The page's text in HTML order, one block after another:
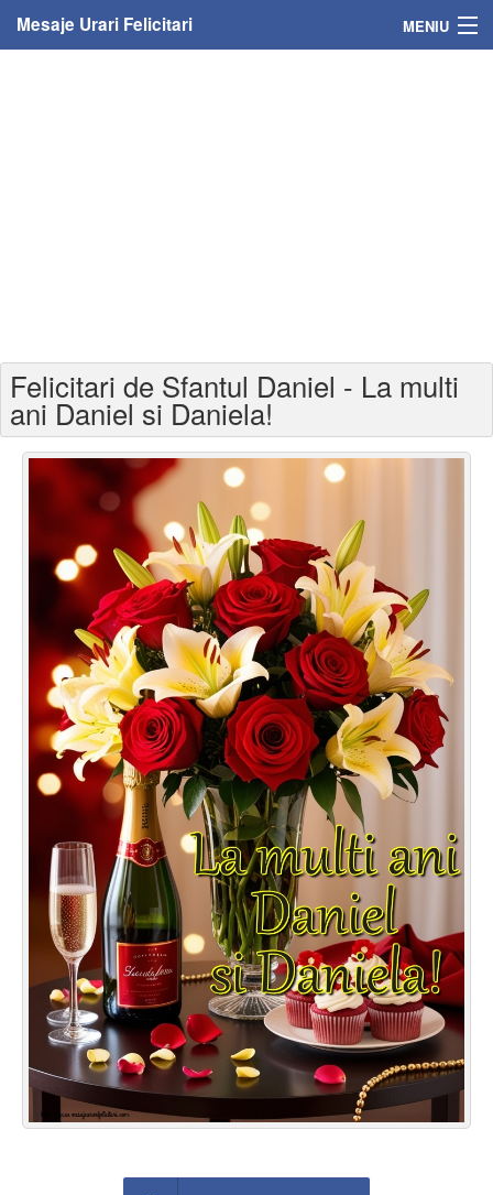
Mesaje Urari Felicitari MENIU
Felicitari varsta
Felicitari zilele anului
Felicitari zile saptamana
Felicitari muzicale
Felicitari muzicale personalizate
Felicitari animate
Invitatii personalizate
Conecteaza-te
Felicitari de Sfantul Daniel - La multi
ani Daniel si Daniela!